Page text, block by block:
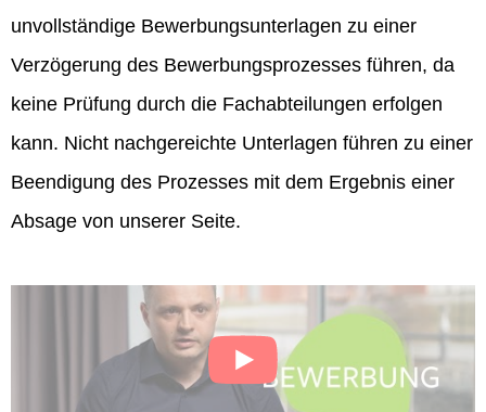
unvollständige Bewerbungsunterlagen zu einer
Verzögerung des Bewerbungsprozesses führen, da
keine Prüfung durch die Fachabteilungen erfolgen
kann. Nicht nachgereichte Unterlagen führen zu einer
Beendigung des Prozesses mit dem Ergebnis einer
Absage von unserer Seite.